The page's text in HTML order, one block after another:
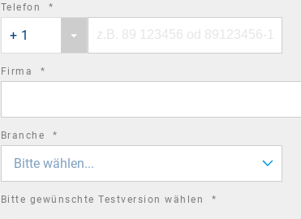
Telefon *
country
code
+ 1
number
Firma *
Branche *
Bitte wählen...
Bitte gewünschte Testversion wählen *